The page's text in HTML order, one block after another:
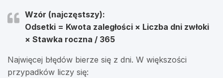
Wzór (najczęstszy):
Odsetki = Kwota zaległości × Liczba dni zwłoki
× Stawka roczna / 365
Najwięcej błędów bierze się z dni. W większości
przypadków liczy się: